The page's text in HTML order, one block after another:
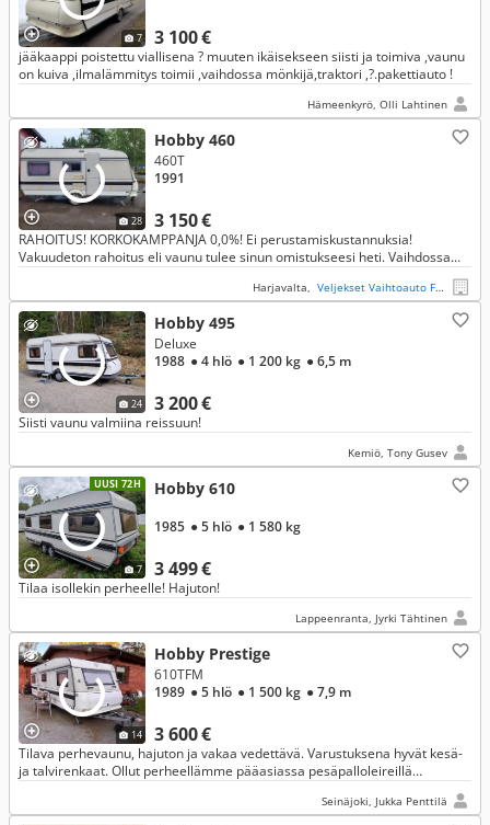
7 3 100 €
jääkaappi poistettu viallisena ? muuten ikäisekseen siisti ja toimiva ,vaunu
on kuiva ,ilmalämmitys toimii ,vaihdossa mönkijä,traktori ,?.pakettiauto !
Hämeenkyrö, Olli Lahtinen
28
Hobby 460
3 150 €
460T
1991
RAHOITUS! KORKOKAMPPANJA 0,0%! Ei perustamiskustannuksia!
Vakuudeton rahoitus eli vaunu tulee sinun omistukseesi heti. Vaihdossa
Harjavalta, Veljekset Vaihtoauto Fager Oy
24
Hobby 495
3 200 €
Deluxe
1988 ● 4 hlö ● 1 200 kg ● 6,5 m
Siisti vaunu valmiina reissuun!
Kemiö, Tony Gusev
UUSI 72H
7
Hobby 610
3 499 €
1985 ● 5 hlö ● 1 580 kg
Tilaa isollekin perheelle! Hajuton!
Lappeenranta, Jyrki Tähtinen
14
Hobby Prestige
3 600 €
610TFM
1989 ● 5 hlö ● 1 500 kg ● 7,9 m
Tilava perhevaunu, hajuton ja vakaa vedettävä. Varustuksena hyvät kesä-
ja talvirenkaat. Ollut perheellämme pääasiassa pesäpalloleireillä
Seinäjoki, Jukka Penttilä